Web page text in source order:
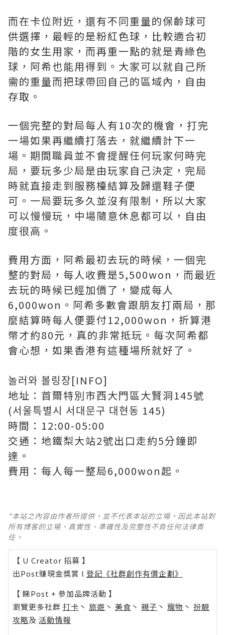
而在卡位附近，還有不同重量的保齡球可
供選擇，最輕的是粉紅色球，比較適合初
階的女生用家，而再重一點的就是青綠色
球，阿希也能用得到。大家可以就自己所
需的重量而把球帶回自己的區域內，自由
存取。
一個完整的對局每人有10次的機會，打完
一場如果再繼續打落去，就繼續計下一
場。期間職員並不會提醒任何玩家何時完
局，要玩多少局是由玩家自己決定，完局
時就直接走到服務檯結算及歸還鞋子便
可。一局要玩多久並沒有限制，所以大家
可以慢慢玩，中場隨意休息都可以，自由
度很高。
費用方面，阿希最初去玩的時候，一個完
整的對局，每人收費是5,500won，而最近
去玩的時候已經加價了，變成每人
6,000won。阿希多數會跟朋友打兩局，那
麼結算時每人便要付12,000won，折算港
幣才約80元，真的非常抵玩。每次阿希都
會心想，如果香港有這種場所就好了。
놀러와 볼링장[INFO]
地址：首爾特別市西大門區大賢洞145號
(서울특별시 서대문구 대현동 145)
時間：12:00-05:00
交通：地鐵梨大站2號出口走約5分鐘即
達。
費用：每人每一整局6,000won起。
*本站之內容由作者所提供，並不代表本站的立場。因此本站對
所有博客的立場、真實性、準確性及完整性不負任何法律責
任。
【 U Creator 招募 】
出Post賺現金獎賞 l 登記《社群創作有價企劃》
【 睇Post + 參加品牌活動 】
瀏覽更多社群 打卡 丶 旅遊 丶 美食 丶 親子 丶 寵物 丶 扮靚
攻略及 活動情報